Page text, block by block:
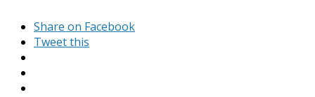
Share on Facebook
Tweet this